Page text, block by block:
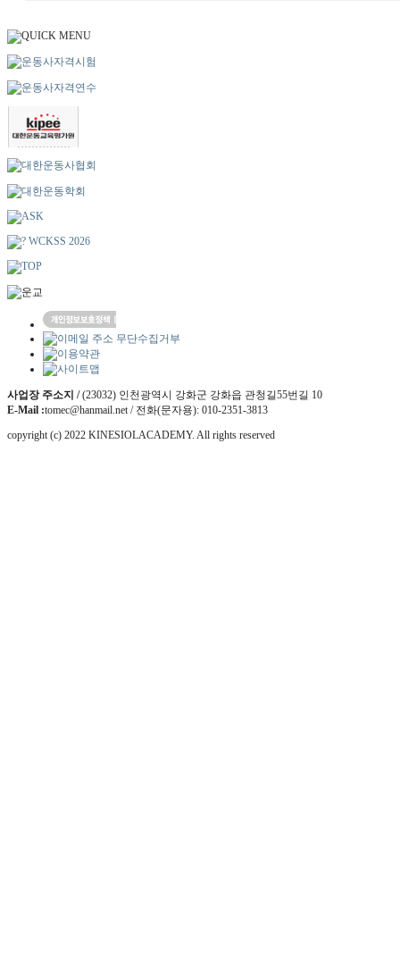
사업장 주소지 /(23032) 인천광역시 강화군 강화읍 관청길55번길 10
E-Mail :tomec@hanmail.net / 전화(문자용): 010-2351-3813
copyright (c) 2022 KINESIOLACADEMY. All rights reserved